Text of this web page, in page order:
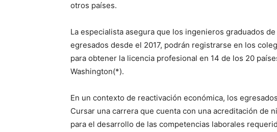
otros países.
La especialista asegura que los ingenieros graduados
egresados desde el 2017, podrán registrarse en los
para obtener la licencia profesional en 14 de los 20
Washington(*).
En un contexto de reactivación económica, los
Cursar una carrera que cuenta con una acreditación de
para el desarrollo de las competencias laborales